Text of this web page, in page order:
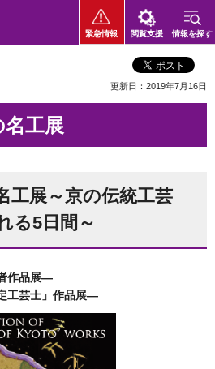
緊急情報 閲覧支援 情報を探す
更新日：2019年7月16日
工展
工展～京の伝統工芸
る5日間～
作品展―
工芸士」作品展―